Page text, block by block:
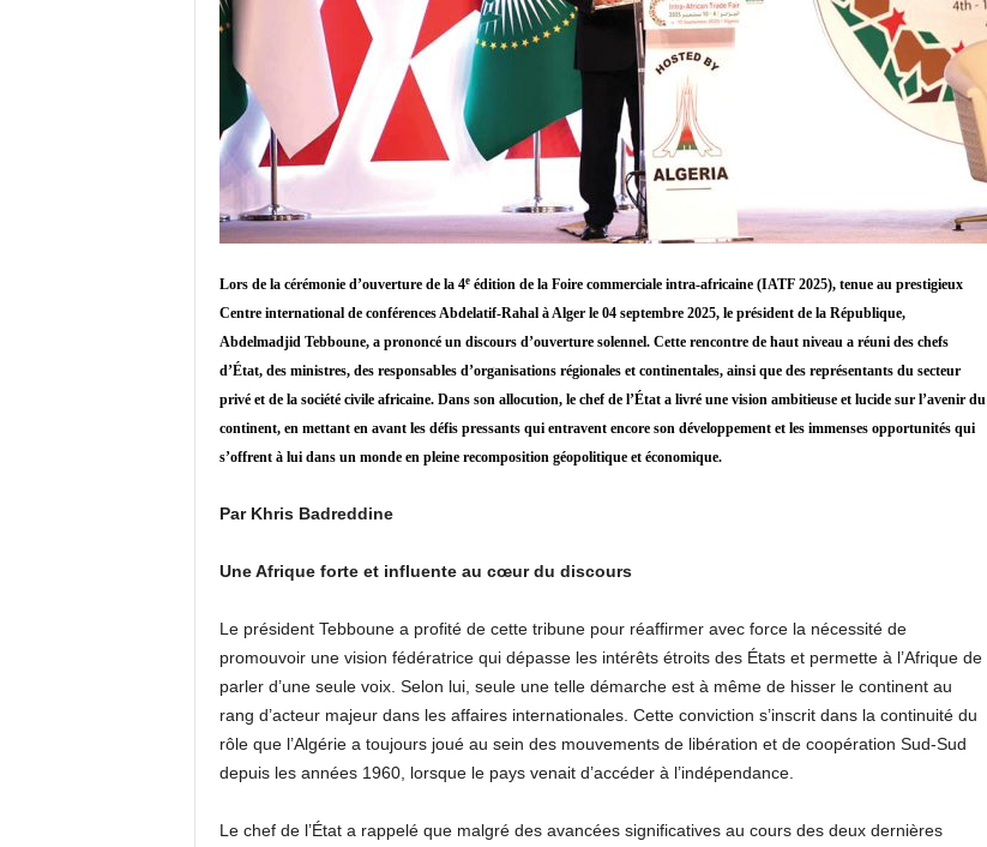
Lors de la cérémonie d’ouverture de la 4eédition de la Foire commerciale intra-africaine (IATF 2025), tenue au prestigieux
Centre international de conférences Abdelatif-Rahal à Alger le 04 septembre 2025, le président de la République,
Abdelmadjid Tebboune, a prononcé un discours d’ouverture solennel. Cette rencontre de haut niveau a réuni des chefs
d’État, des ministres, des responsables d’organisations régionales et continentales, ainsi que des représentants du secteur
privé et de la société civile africaine. Dans son allocution, le chef de l’État a livré une vision ambitieuse et lucide sur l’avenir du
continent, en mettant en avant les défis pressants qui entravent encore son développement et les immenses opportunités qui
s’offrent à lui dans un monde en pleine recomposition géopolitique et économique.
Par Khris Badreddine
Une Afrique forte et influente au cœur du discours
Le président Tebboune a profité de cette tribune pour réaffirmer avec force la nécessité de
promouvoir une vision fédératrice qui dépasse les intérêts étroits des États et permette à l’Afrique de
parler d’une seule voix. Selon lui, seule une telle démarche est à même de hisser le continent au
rang d’acteur majeur dans les affaires internationales. Cette conviction s’inscrit dans la continuité du
rôle que l’Algérie a toujours joué au sein des mouvements de libération et de coopération Sud-Sud
depuis les années 1960, lorsque le pays venait d’accéder à l’indépendance.
Le chef de l’État a rappelé que malgré des avancées significatives au cours des deux dernières